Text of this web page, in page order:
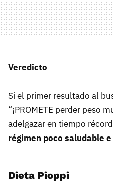
Veredicto
Si el primer resultado al
“¡PROMETE perder peso
adelgazar en tiempo
régimen poco saludable
Dieta Pioppi